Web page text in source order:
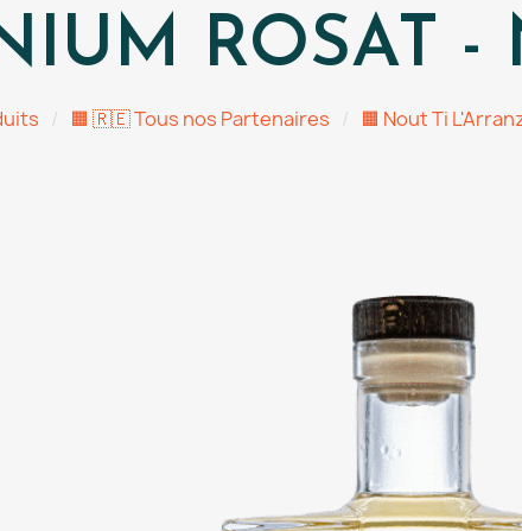
ROSAT
🟧 🇷🇪 Tous nos Partenaires 🟧 Nout Ti